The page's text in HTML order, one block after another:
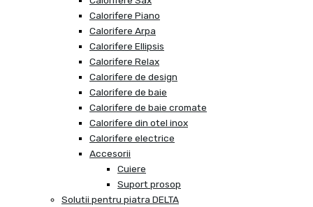
Calorifere Piano
Calorifere Arpa
Calorifere Ellipsis
Calorifere Relax
Calorifere de design
Calorifere de baie
Calorifere de baie cromate
Calorifere din otel inox
Calorifere electrice
Accesorii
Cuiere
Suport prosop
Solutii pentru piatra DELTA